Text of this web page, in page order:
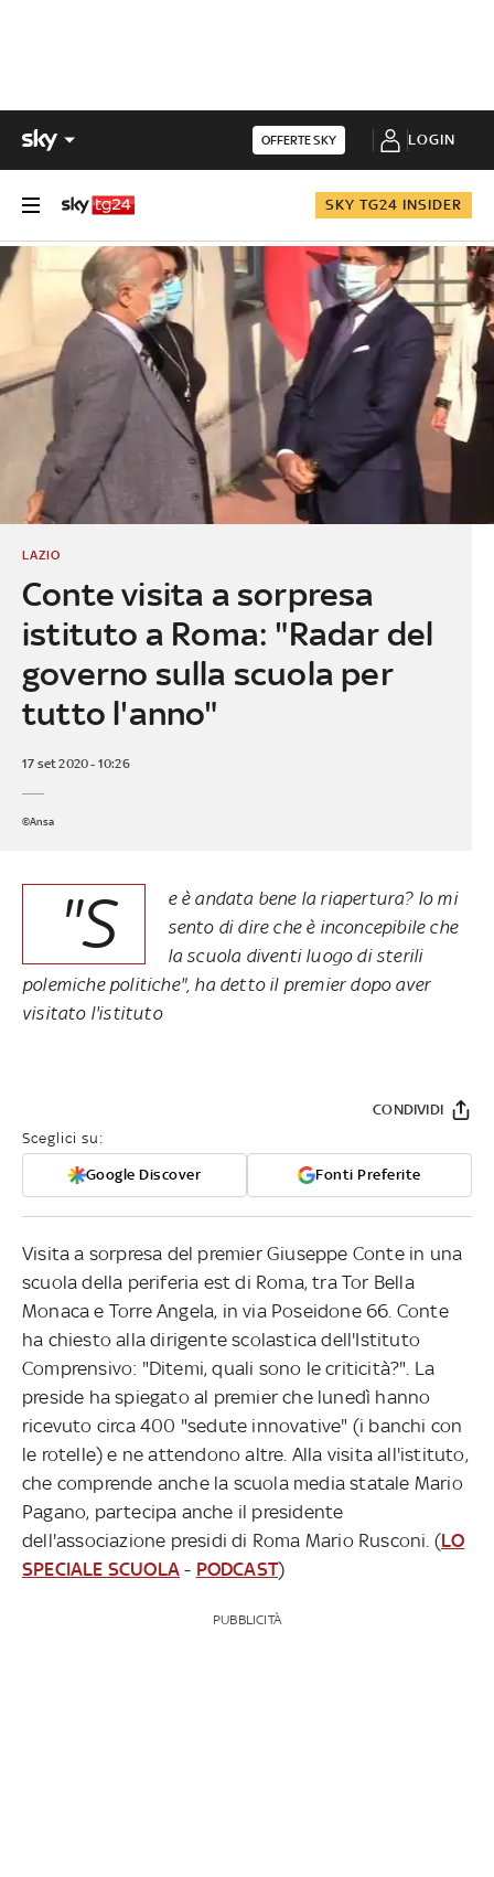
OFFERTE SKY LOGIN
SKY TG24 INSIDER
Conte visita a sorpresa
istituto a Roma: "Radar del
governo sulla scuola per
tutto l'anno"
LAZIO
17 set 2020 - 10:26
©Ansa
"S
e è andata bene la riapertura? Io mi
sento di dire che è inconcepibile che
la scuola diventi luogo di sterili
polemiche politiche", ha detto il premier dopo aver
visitato l'istituto
Sceglici su:
Google Discover Fonti Preferite
CONDIVIDI
Visita a sorpresa del premier Giuseppe Conte in una
scuola della periferia est di Roma, tra Tor Bella
Monaca e Torre Angela, in via Poseidone 66. Conte
ha chiesto alla dirigente scolastica dell'Istituto
Comprensivo: "Ditemi, quali sono le criticità?". La
preside ha spiegato al premier che lunedì hanno
ricevuto circa 400 "sedute innovative" (i banchi con
le rotelle) e ne attendono altre. Alla visita all'istituto,
che comprende anche la scuola media statale Mario
Pagano, partecipa anche il presidente
dell'associazione presidi di Roma Mario Rusconi. (LO
SPECIALE SCUOLA - PODCAST)
PUBBLICITÀ